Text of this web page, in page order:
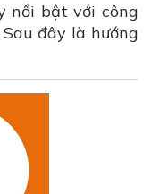
nổi bật với công
đây là hướng